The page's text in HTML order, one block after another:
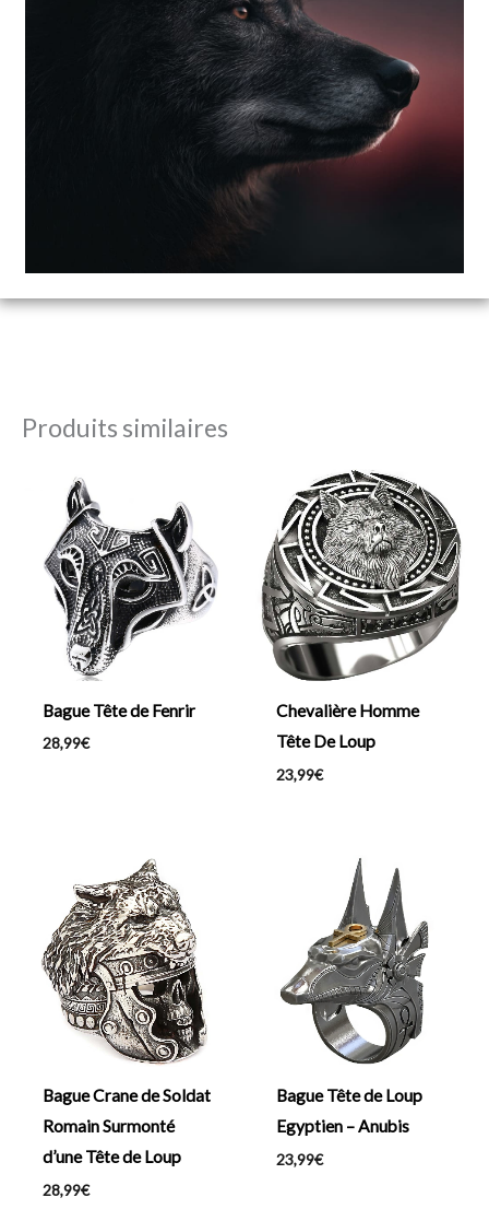
Produits similaires
Bague Tête de Fenrir
28,99€
Chevalière Homme
Tête De Loup
23,99€
Bague Crane de Soldat
Romain Surmonté
d’une Tête de Loup
28,99€
Bague Tête de Loup
Egyptien – Anubis
23,99€